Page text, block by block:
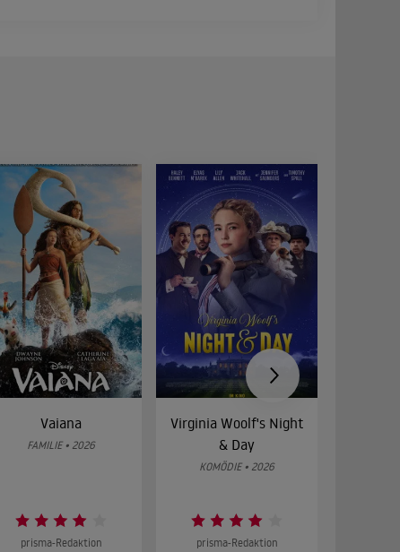
Vaiana
FAMILIE • 2026
prisma-Redaktion
Virginia Woolf's Night
& Day
KOMÖDIE • 2026
prisma-Redaktion